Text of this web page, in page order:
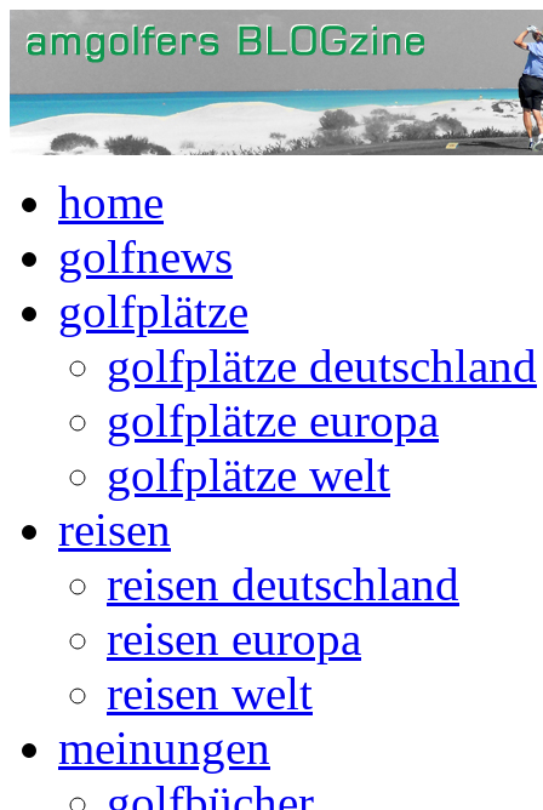
home
golfnews
golfplätze
golfplätze deutschland
golfplätze europa
golfplätze welt
reisen
reisen deutschland
reisen europa
reisen welt
meinungen